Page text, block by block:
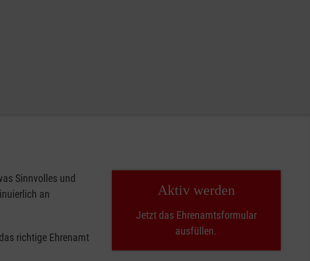
Sinnvolles und
an
richtige Ehrenamt
Aktiv werden
Jetzt das Ehrenamtsformular
ausfüllen.